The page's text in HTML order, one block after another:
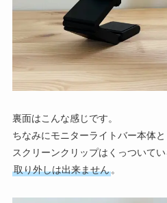
裏面はこんな感じです。
ちなみにモニターライトバー本体と
スクリーンクリップはくっついて
取り外しは出来ません。